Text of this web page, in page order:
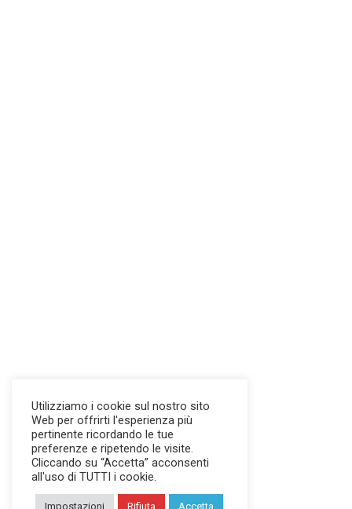
Utilizziamo i cookie sul nostro sito
Web per offrirti l'esperienza più
pertinente ricordando le tue
preferenze e ripetendo le visite.
Cliccando su “Accetta” acconsenti
all'uso di TUTTI i cookie.
Impostazioni Rifiuta Accetta